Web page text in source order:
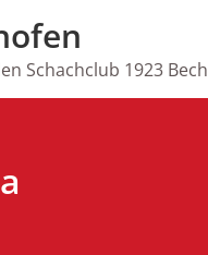
Schachclub 1923